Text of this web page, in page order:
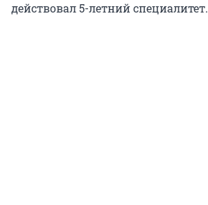
действовал 5-летний специалитет.